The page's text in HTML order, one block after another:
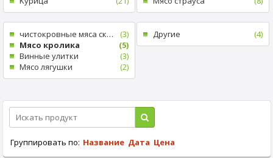
чистокровные мяса скота
(3)
Mясо кролика
(5)
Винные улитки
(3)
Mясо лягушки
(2)
Другие (4)
Группировать по: Название Дата Цена